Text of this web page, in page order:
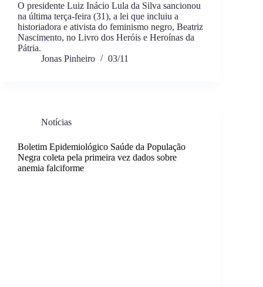
O presidente Luiz Inácio Lula da Silva sancionou
na última terça-feira (31), a lei que incluiu a
historiadora e ativista do feminismo negro, Beatriz
Nascimento, no Livro dos Heróis e Heroínas da
Pátria.
Jonas Pinheiro
03/11
Notícias
Boletim Epidemiológico Saúde da População
Negra coleta pela primeira vez dados sobre
anemia falciforme